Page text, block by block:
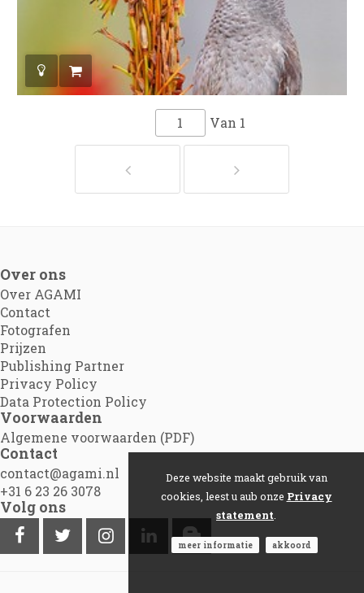
Van 1
Over ons
Over AGAMI
Contact
Fotografen
Prijzen
Publishing Partner
Privacy Policy
Data Protection Policy
Voorwaarden
Algemene voorwaarden (PDF)
Contact
contact@agami.nl
+31 6 23 26 3078
Volg ons
Deze website maakt gebruik van
cookies, leest u aub onze Privacy
statement
meer informatie akkoord